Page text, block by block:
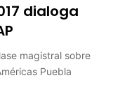
dialoga
magistral sobre
Puebla